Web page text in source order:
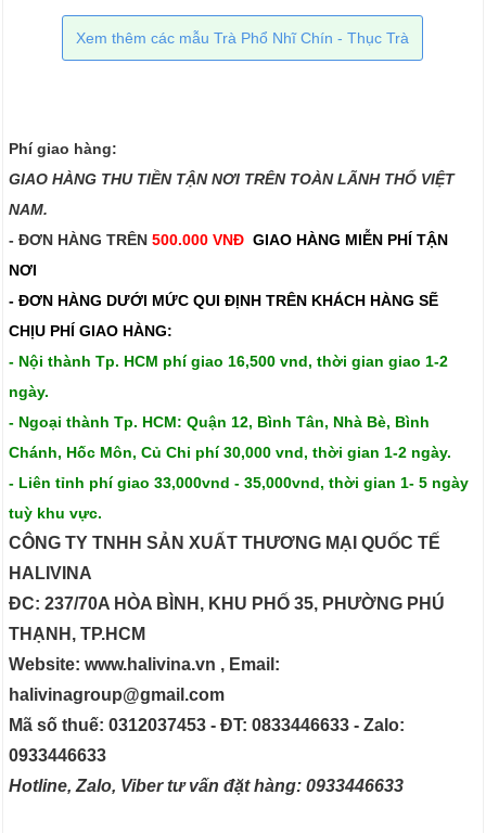
Xem thêm các mẫu Trà Phổ Nhĩ Chín - Thục Trà
Phí giao hàng:
GIAO HÀNG THU TIỀN TẬN NƠI TRÊN TOÀN LÃNH THỔ VIỆT
NAM.​​
- ĐƠN HÀNG TRÊN500.000 VNĐ GIAO HÀNG MIỄN PHÍ TẬN
NƠI
- ĐƠN HÀNG DƯỚI MỨC QUI ĐỊNH TRÊN KHÁCH HÀNG SẼ
CHỊU PHÍ GIAO HÀNG:
- Nội thành Tp. HCM phí giao 16,500 vnd, thời gian giao 1-2
ngày.
- Ngoại thành Tp. HCM: Quận 12, Bình Tân, Nhà Bè, Bình
Chánh, Hốc Môn, Củ Chi phí 30,000 vnd, thời gian 1-2 ngày.
- Liên tỉnh phí giao 33,000vnd - 35,000vnd, thời gian 1- 5 ngày
tuỳ khu vực.
CÔNG TY TNHH SẢN XUẤT THƯƠNG MẠI QUỐC TẾ
HALIVINA
ĐC: 237/70A HÒA BÌNH, KHU PHỐ 35, PHƯỜNG PHÚ
THẠNH, TP.HCM
Website: www.halivina.vn , Email:
halivinagroup@gmail.com
Mã số thuế: 0312037453 - ĐT: 0833446633 - Zalo:
0933446633
Hotline, Zalo, Viber tư vấn đặt hàng: 0933446633